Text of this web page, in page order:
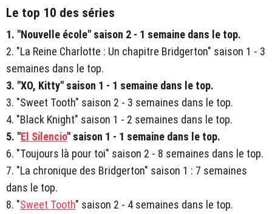
Le top 10 des séries
1. "Nouvelle école" saison 2 - 1 semaine dans le top.
2. "La Reine Charlotte : Un chapitre Bridgerton" saison 1 - 3
semaines dans le top.
3. "XO, Kitty" saison 1 - 1 semaine dans le top.
3. "Sweet Tooth" saison 2 - 3 semaines dans le top.
4. "Black Knight" saison 1 - 2 semaines dans le top.
5. "El Silencio" saison 1 - 1 semaine dans le top.
6. "Toujours là pour toi" saison 2 - 8 semaines dans le top.
7. "La chronique des Bridgerton" saison 1 : 7 semaines
dans le top.
8. "Sweet Tooth" saison 2 - 4 semaines dans le top.